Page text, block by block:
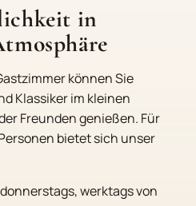
in
können Sie
Klassiker im kleinen
Freunden genießen. Für
bietet sich unser
werktags von